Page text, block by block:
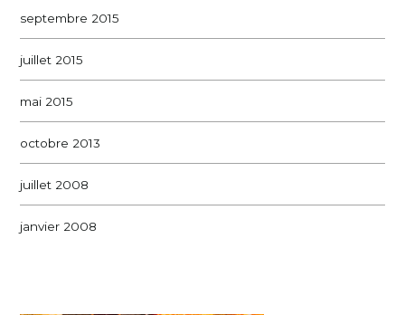
septembre 2015
juillet 2015
mai 2015
octobre 2013
juillet 2008
janvier 2008